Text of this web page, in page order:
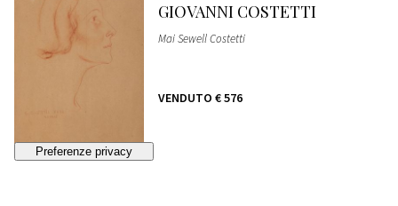
GIOVANNI COSTETTI
Mai Sewell Costetti
VENDUTO € 576